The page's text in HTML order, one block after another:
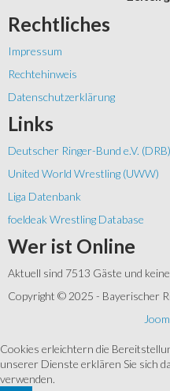
Rechtliches
Impressum
Rechtehinweis
Datenschutzerklärung
Links
Deutscher Ringer-Bund e.V. (DRB)
United World Wrestling (UWW)
Liga Datenbank
foeldeak Wrestling Database
Wer ist Online
Aktuell sind 7513 Gäste und
Copyright © 2025 - Bayerischer
Cookies erleichtern die
unserer Dienste erklären Sie sich
verwenden.